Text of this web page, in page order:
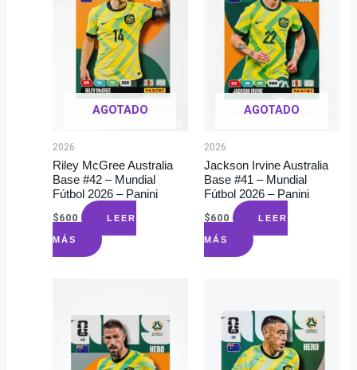
AGOTADO
2026
Riley McGree Australia
Base #42 – Mundial
Fútbol 2026 – Panini
$600 LEER
MÁS
AGOTADO
2026
Jackson Irvine Australia
Base #41 – Mundial
Fútbol 2026 – Panini
$600 LEER
MÁS